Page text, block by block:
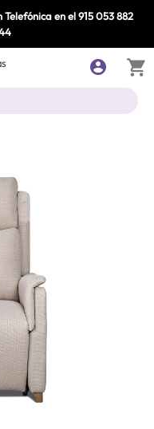
Telefónica en el915 053 882
shopping_cart
